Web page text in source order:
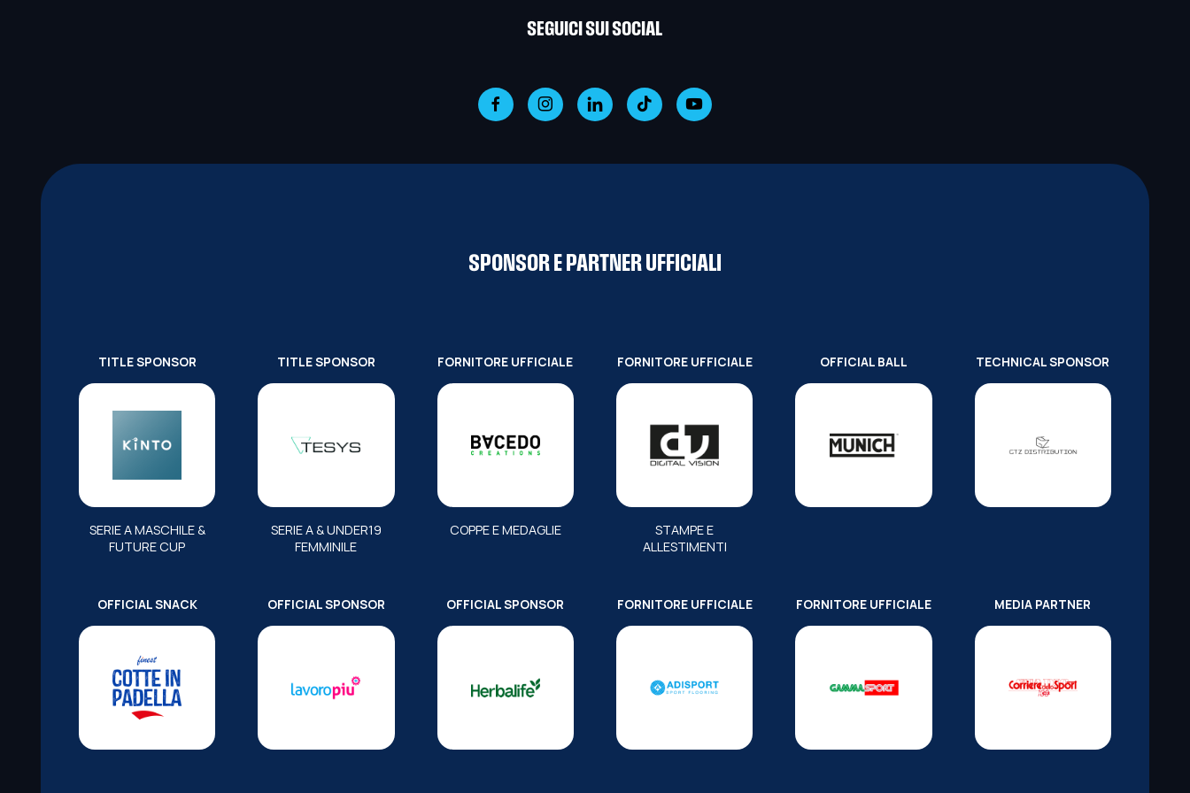
SEGUICI SUI SOCIAL
SPONSOR E PARTNER UFFICIALI
TITLE SPONSOR
SERIE A MASCHILE &
FUTURE CUP
TITLE SPONSOR
SERIE A & UNDER19
FEMMINILE
FORNITORE UFFICIALE
COPPE E MEDAGLIE
FORNITORE UFFICIALE
STAMPE E
ALLESTIMENTI
OFFICIAL BALL TECHNICAL SPONSOR
OFFICIAL SNACK OFFICIAL SPONSOR OFFICIAL SPONSOR FORNITORE UFFICIALE FORNITORE UFFICIALE MEDIA PARTNER